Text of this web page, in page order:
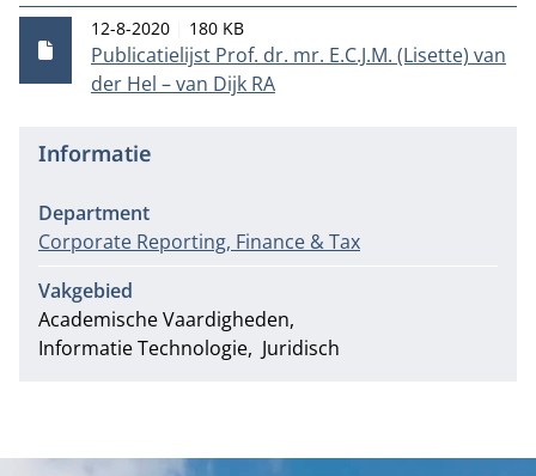
Publicatielijst Prof. dr. mr. E.C.J.M. (Lisette) van
der Hel – van Dijk RA
Publicatiedatum
12-8-2020 Bestandsgrootte
180 KB
Informatie
Department
Corporate Reporting, Finance & Tax
Vakgebied
Academische Vaardigheden
Informatie Technologie Juridisch